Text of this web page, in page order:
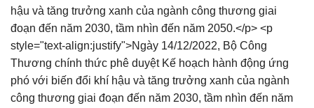
hậu và tăng trưởng xanh của ngành công thương giai
đoạn đến năm 2030, tầm nhìn đến năm 2050.</p> <p
style="text-align:justify">Ngày 14/12/2022, Bộ Công
Thương chính thức phê duyệt Kế hoạch hành động ứng
phó với biến đổi khí hậu và tăng trưởng xanh của ngành
công thương giai đoạn đến năm 2030, tầm nhìn đến năm